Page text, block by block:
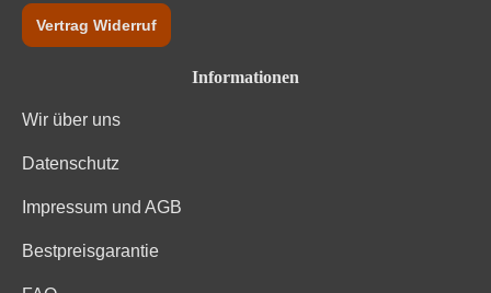
Vertrag Widerruf
Informationen
Wir über uns
Datenschutz
Impressum und AGB
Bestpreisgarantie